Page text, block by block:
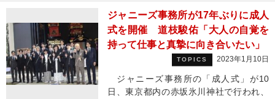
ジャニーズ事務所が17年ぶりに成人
式を開催 道枝駿佑「大人の自覚を
持って仕事と真摯に向き合いたい」
TOPICS 2023年1月10日
ジャニーズ事務所の「成人式」が10
日、東京都内の赤坂氷川神社で行われ、